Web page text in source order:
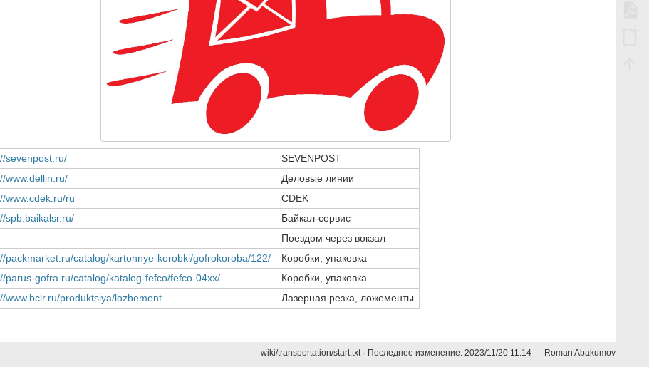
sevenpost.ru/
SEVENPOST
www.dellin.ru/
Деловые линии
www.cdek.ru/ru
CDEK
spb.baikalsr.ru/
Байкал-сервис
Поездом через вокзал
packmarket.ru/catalog/kartonnye-korobki/gofrokoroba/122/
Коробки, упаковка
parus-gofra.ru/catalog/katalog-fefco/fefco-04xx/
Коробки, упаковка
www.bclr.ru/produktsiya/lozhement
Лазерная резка, ложементы
wiki/transportation/start.txt· Последнее изменение:2023/11/20 11:14 — Roman Abakumov